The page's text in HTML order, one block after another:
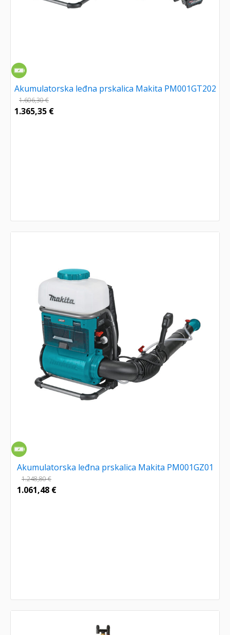
Akumulatorska leđna prskalica Makita PM001GT202
1.606,30€
1.365,35 €
Akumulatorska leđna prskalica Makita PM001GZ01
1.248,80€
1.061,48 €